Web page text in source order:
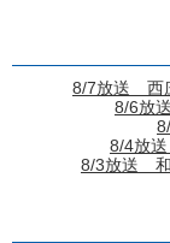
8/7放送 西
8/6放
8/4放
8/3放送 和